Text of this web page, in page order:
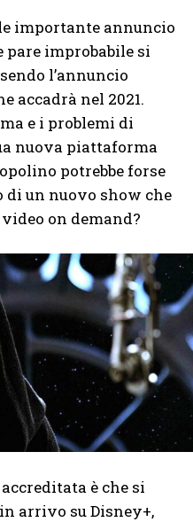
importante annuncio
pare improbabile si
l’annuncio
accadrà nel 2021.
e i problemi di
nuova piattaforma
potrebbe forse
un nuovo show che
on demand?
è che si
arrivo su Disney+,